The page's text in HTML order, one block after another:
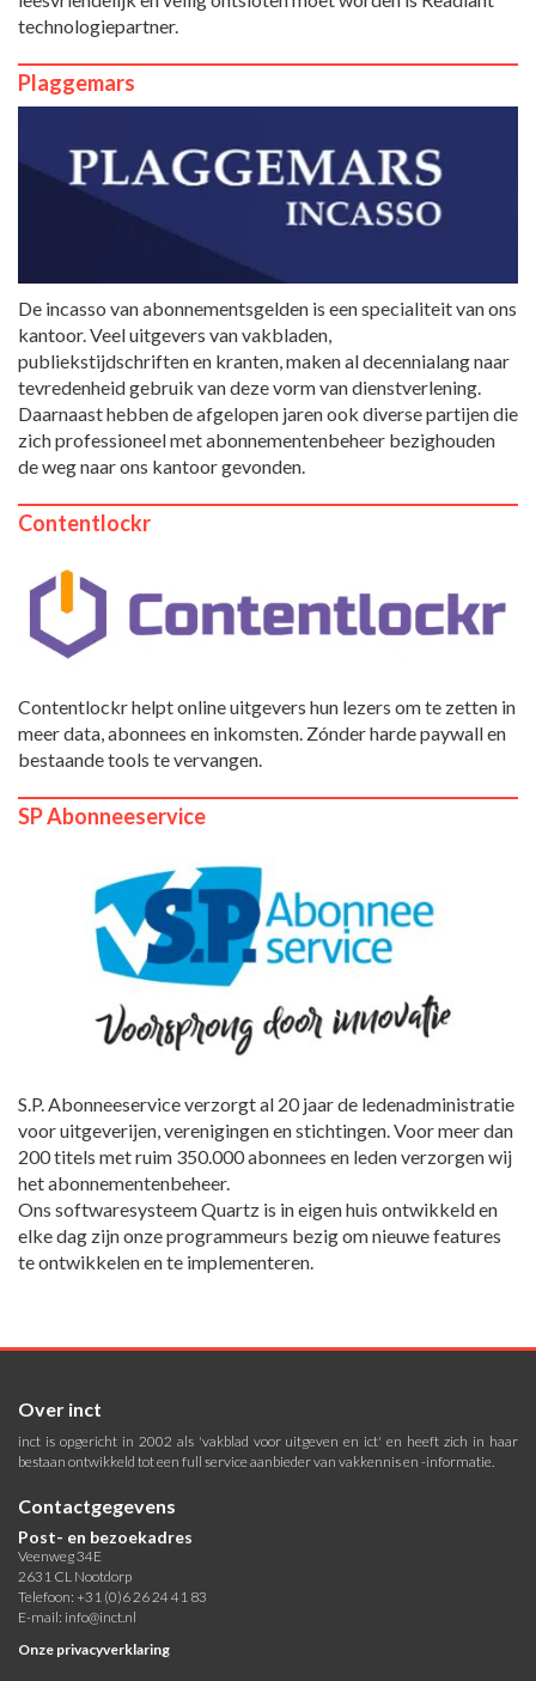
technologiepartner.
Plaggemars
De incasso van abonnementsgelden is een specialiteit van ons
kantoor. Veel uitgevers van vakbladen,
publiekstijdschriften en kranten, maken al decennialang naar
tevredenheid gebruik van deze vorm van dienstverlening.
Daarnaast hebben de afgelopen jaren ook diverse partijen die
zich professioneel met abonnementenbeheer bezighouden
de weg naar ons kantoor gevonden.
Contentlockr
Contentlockr helpt online uitgevers hun lezers om te zetten in
meer data, abonnees en inkomsten. Zónder harde paywall en
bestaande tools te vervangen.
SP Abonneeservice
S.P. Abonneeservice verzorgt al 20 jaar de ledenadministratie
voor uitgeverijen, verenigingen en stichtingen. Voor meer dan
200 titels met ruim 350.000 abonnees en leden verzorgen wij
het abonnementenbeheer.
Ons softwaresysteem Quartz is in eigen huis ontwikkeld en
elke dag zijn onze programmeurs bezig om nieuwe features
te ontwikkelen en te implementeren.
Over inct
inct is opgericht in 2002 als 'vakblad voor uitgeven en ict' en heeft zich in haar
bestaan ontwikkeld tot een full service aanbieder van vakkennis en -informatie.
Contactgegevens
Post- en bezoekadres
Veenweg 34E
2631 CL Nootdorp
Telefoon: +31 (0)6 26 24 41 83
E-mail: info@inct.nl
Onze privacyverklaring